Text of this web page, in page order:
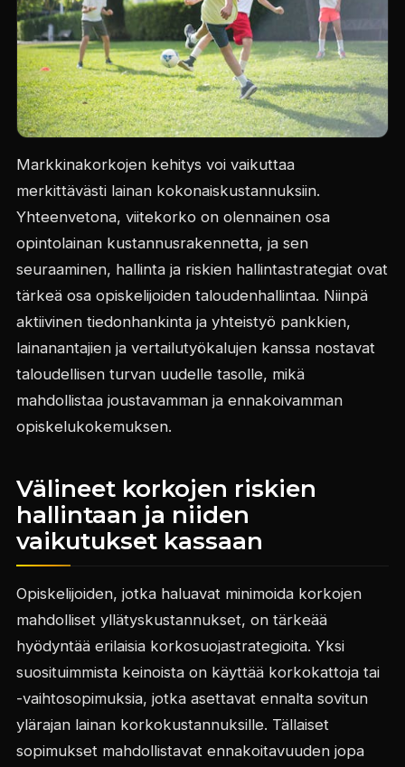
Markkinakorkojen kehitys voi vaikuttaa
merkittävästi lainan kokonaiskustannuksiin.
Yhteenvetona, viitekorko on olennainen osa
opintolainan kustannusrakennetta, ja sen
seuraaminen, hallinta ja riskien hallintastrategiat ovat
tärkeä osa opiskelijoiden taloudenhallintaa. Niinpä
aktiivinen tiedonhankinta ja yhteistyö pankkien,
lainanantajien ja vertailutyökalujen kanssa nostavat
taloudellisen turvan uudelle tasolle, mikä
mahdollistaa joustavamman ja ennakoivamman
opiskelukokemuksen.
Välineet korkojen riskien
hallintaan ja niiden
vaikutukset kassaan
Opiskelijoiden, jotka haluavat minimoida korkojen
mahdolliset yllätyskustannukset, on tärkeää
hyödyntää erilaisia korkosuojastrategioita. Yksi
suosituimmista keinoista on käyttää korkokattoja tai
-vaihtosopimuksia, jotka asettavat ennalta sovitun
ylärajan lainan korkokustannuksille. Tällaiset
sopimukset mahdollistavat ennakoitavuuden jopa